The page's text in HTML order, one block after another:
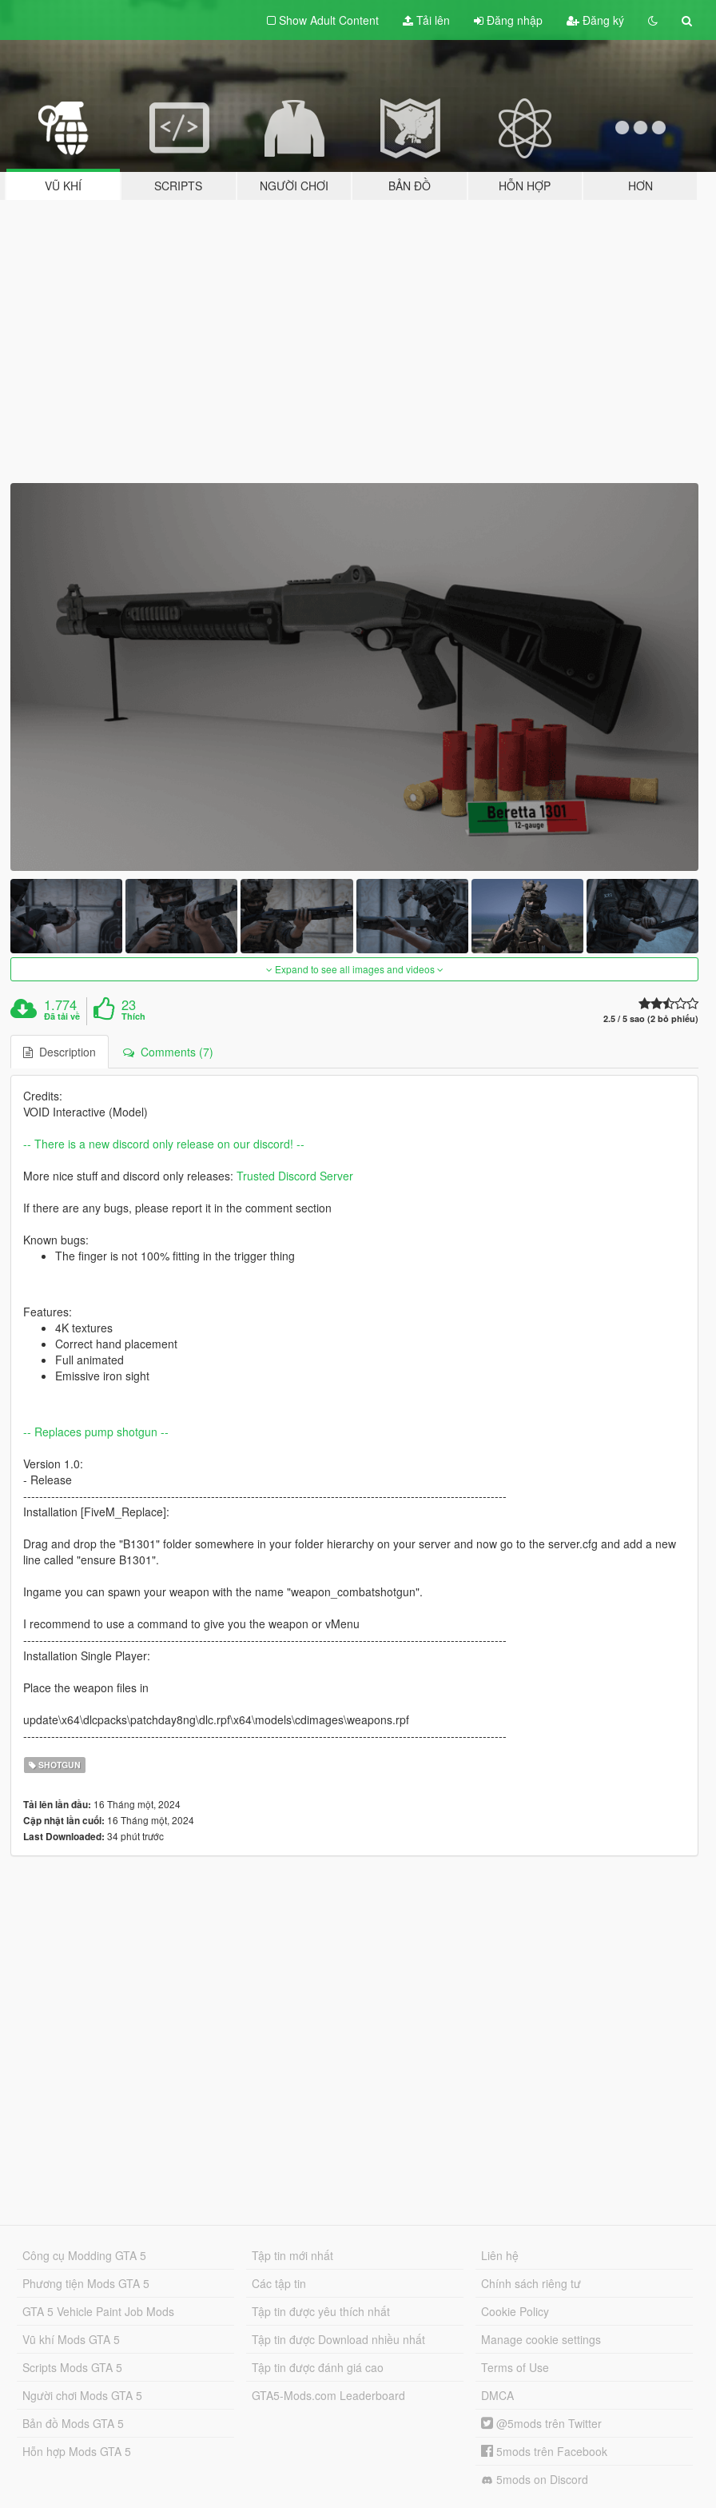
Show Adult Content Tải lên Đăng nhập Đăng ký
VŨ KHÍ SCRIPTS NGƯỜI CHƠI BẢN ĐỒ HỖN HỢP HƠN
Expand to see all images and videos
1.774
Đã tải về
23
Thích 2.5 / 5 sao (2 bỏ phiếu)
Description Comments (7)
Credits:
VOID Interactive (Model)
-- There is a new discord only release on our discord! --
More nice stuff and discord only releases: Trusted Discord Server
If there are any bugs, please report it in the comment section
Known bugs:
The finger is not 100% fitting in the trigger thing
Features:
4K textures
Correct hand placement
Full animated
Emissive iron sight
-- Replaces pump shotgun --
Version 1.0:
- Release
-------------------------------------------------------------------------------------------------------------------------
Installation [FiveM_Replace]:
Drag and drop the "B1301" folder somewhere in your folder hierarchy on your server and now go to the server.cfg and add a new
line called "ensure B1301".
Ingame you can spawn your weapon with the name "weapon_combatshotgun".
I recommend to use a command to give you the weapon or vMenu
-------------------------------------------------------------------------------------------------------------------------
Installation Single Player:
Place the weapon files in
update\x64\dlcpacks\patchday8ng\dlc.rpf\x64\models\cdimages\weapons.rpf
-------------------------------------------------------------------------------------------------------------------------
SHOTGUN
Tải lên lần đầu: 16 Tháng một, 2024
Cập nhật lần cuối: 16 Tháng một, 2024
Last Downloaded: 34 phút trước
Công cụ Modding GTA 5
Phương tiện Mods GTA 5
GTA 5 Vehicle Paint Job Mods
Vũ khí Mods GTA 5
Scripts Mods GTA 5
Người chơi Mods GTA 5
Bản đồ Mods GTA 5
Hỗn hợp Mods GTA 5
Tập tin mới nhất
Các tập tin
Tập tin được yêu thích nhất
Tập tin được Download nhiều nhất
Tập tin được đánh giá cao
GTA5-Mods.com Leaderboard
Liên hệ
Chính sách riêng tư
Cookie Policy
Manage cookie settings
Terms of Use
DMCA
@5mods trên Twitter
5mods trên Facebook
5mods on Discord